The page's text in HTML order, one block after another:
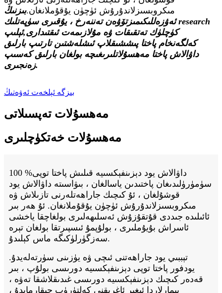
مىكروبسىزلاندۇرۇش ئۈچۈن يۇقۇملانغان.بىزنىڭ
ئەۋزەللىكىمىزتۆۋەن تەننەرخ ، يۇقىرى سۈپەتلىك research
كۈچلۈك تەتقىقات ۋە مۇلازىمەت ئىقتىدارى,ئېلىپ
كەلگەنخام پاختا پىششىقلاپ ئىشلەشتىن تارتىپ بارلىق
داۋالاش پاختا مەھسۇلاتلىرىغىچە بولغان بارلىق كەسىپ
زەنجىرى.
بىزگە ئېلخەت ئەۋەتىڭ
مەھسۇلات تەپسىلاتى
مەھسۇلات خەتكۈچلىرى
داۋالاش يود دېزىنفېكسىيە قىلىش پاختا توپى% 100
سۈمۈرۈلىدىغان پاختىدىن ياسالغان ، بىۋاسىتە داۋالاش يود
قوشۇلغان ، ئۇ كىچىك جاراھەتلەرنى تازىلاش ۋە
مىكروبسىزلاندۇرۇش ئۈچۈن يۇقۇملانغان. ئۇ ھەر بىر
ئائىلىدە جىددى قۇتقۇزۇش ئەسلىھەلىرى بولغاچقا ياخشى
ئاسراش بۇيۇملىرى ، بولۇپمۇ ئىسپىرتقا بولغان تېرە
سەزگۈرلۈكىگە ماس كېلىدۇ.
تېببىي يود جاراھەتنى ئىچى ۋە يۈزىنى سۈرتەلەيدۇ.
يودفور پاختا توپى دېزىنفېكسىيە دورىسى بولۇپ ، بىر
قەدەر كىچىك دېزىنفېكسىيە دورىسى غىدىقلاشقا تەۋە ،
بىمارلاردا ئېغىر ئاغرىقنى كەلتۈرۈپ چىقارمايدۇ ،